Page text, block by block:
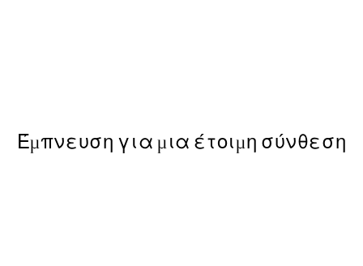
Έμπνευση για μια έτοιμη σύνθεση